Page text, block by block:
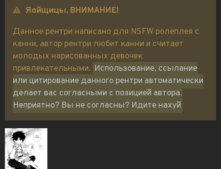
Яойщицы, ВНИМАНИЕ!
Данное рентри написано для NSFW ролеплея с
канни, автор рентри любит канни и считает
молодых нарисованных девочек
привлекательными. Использование, ссылание
или цитирование данного рентри автоматически
делает вас согласными с позицией автора.
Неприятно? Вы не согласны? Идите нахуй